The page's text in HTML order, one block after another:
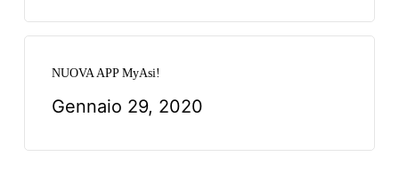
NUOVA APP MyAsi!
Gennaio 29, 2020